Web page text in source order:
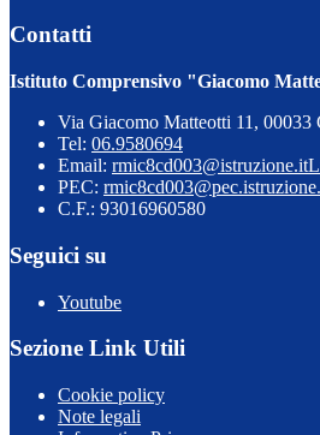
Contatti
Istituto Comprensivo "Giacomo
Via Giacomo Matteotti 11,
Tel: 06.9580694
Email: rmic8cd003@istruzione.it
PEC:
C.F.: 93016960580
Seguici su
Youtube
Sezione Link Utili
Cookie policy
Note legali